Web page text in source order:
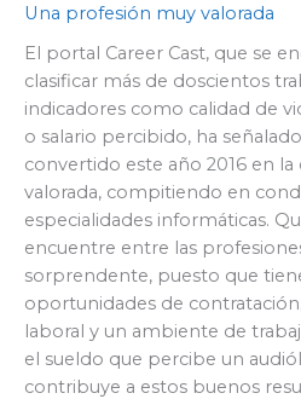
Una profesión muy valorada
El portal Career Cast, que se
clasificar más de doscientos
indicadores como calidad de
o salario percibido, ha
convertido este año 2016 en
valorada, compitiendo en
especialidades informáticas.
encuentre entre las
sorprendente, puesto que
oportunidades de
laboral y un ambiente de
el sueldo que percibe un
contribuye a estos buenos